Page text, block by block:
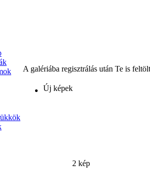
A galériába regisztrálás után Te is
Új képek
2 kép